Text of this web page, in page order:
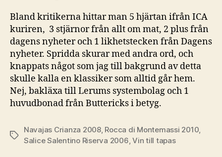
Bland kritikerna hittar man 5 hjärtan ifrån ICA
kuriren, 3 stjärnor från allt om mat, 2 plus från
dagens nyheter och 1 likhetstecken från Dagens
nyheter. Spridda skurar med andra ord, och
knappats något som jag till bakgrund av detta
skulle kalla en klassiker som alltid går hem.
Nej, bakläxa till Lerums systembolag och 1
huvudbonad från Buttericks i betyg.
Etiketter
Navajas Crianza 2008, Rocca di Montemassi 2010,
Salice Salentino Riserva 2006,Vin till tapas